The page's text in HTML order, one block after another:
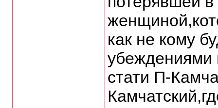
как не кому
убеждениями
стати П-